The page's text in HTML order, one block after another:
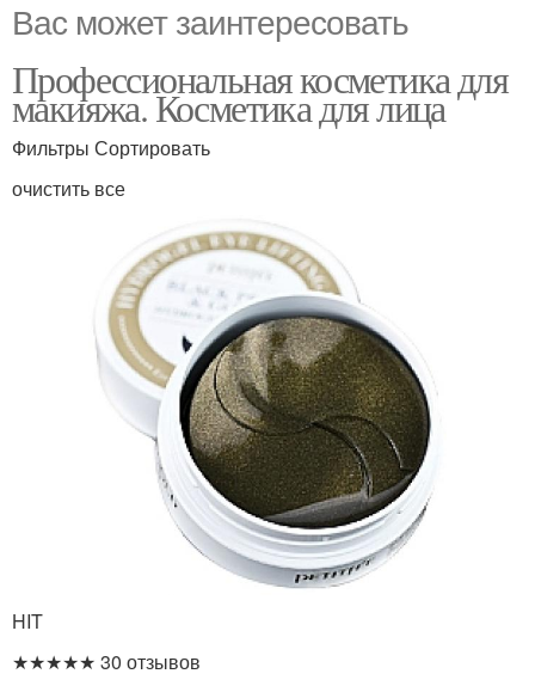
Вас может заинтересовать
Профессиональная косметика для
макияжа. Косметика для лица
Фильтры Сортировать
очистить все
HIT
★★★★★ 30 отзывов